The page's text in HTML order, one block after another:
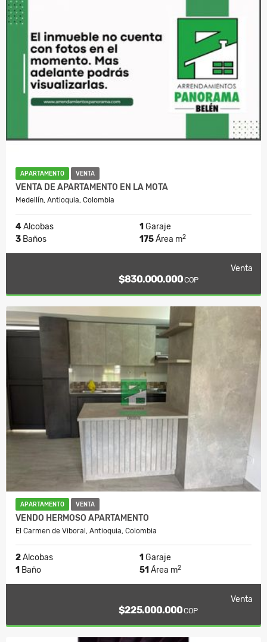
APARTAMENTO VENTA
VENTA DE APARTAMENTO EN LA MOTA
Medellín, Antioquia, Colombia
4Alcobas 1 Garaje
3 Baños 175Área m2
Venta
$830.000.000COP
APARTAMENTO VENTA
VENDO HERMOSO APARTAMENTO
El Carmen de Viboral, Antioquia, Colombia
2Alcobas 1 Garaje
1 Baño 51 Área m2
Venta
$225.000.000COP